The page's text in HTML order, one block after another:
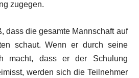
zugegen.
dass die gesamte Mannschaft auf
schaut. Wenn er durch seine
macht, dass er der Schulung
werden sich die Teilnehmer